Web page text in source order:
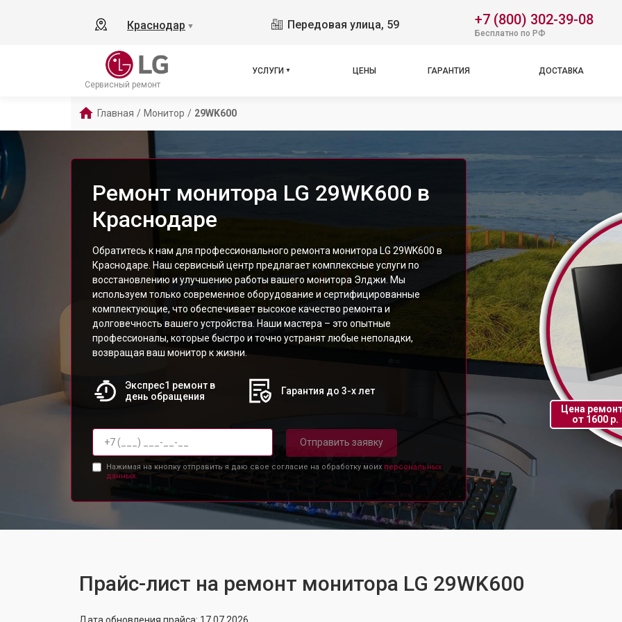
Краснодар ▼ Передовая улица, 59 +7 (800) 302-39-08
Бесплатно по РФ
Сервисный ремонт
УСЛУГИ ЦЕНЫ ГАРАНТИЯ ДОСТАВКА
Главная / Монитор / 29WK600
Ремонт монитора LG 29WK600 в
Краснодаре
Обратитесь к нам для профессионального ремонта монитора LG 29WK600 в
Краснодаре. Наш сервисный центр предлагает комплексные услуги по
восстановлению и улучшению работы вашего монитора Элджи. Мы
используем только современное оборудование и сертифицированные
комплектующие, что обеспечивает высокое качество ремонта и
долговечность вашего устройства. Наши мастера – это опытные
профессионалы, которые быстро и точно устранят любые неполадки,
возвращая ваш монитор к жизни.
Экспрес1 ремонт в
день обращения
Гарантия до 3-х лет
Отправить заявку
Нажимая на кнопку отправить я даю свое согласие на обработку моих персональных
данных.
Цена
от 1600 р.
Прайс-лист на ремонт монитора LG 29WK600
Дата обновления прайса: 17.07.2026